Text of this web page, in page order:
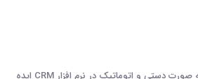
ورود کالا به انبار به صورت دستی و اتوماتیک در نرم افزار CRM ایده